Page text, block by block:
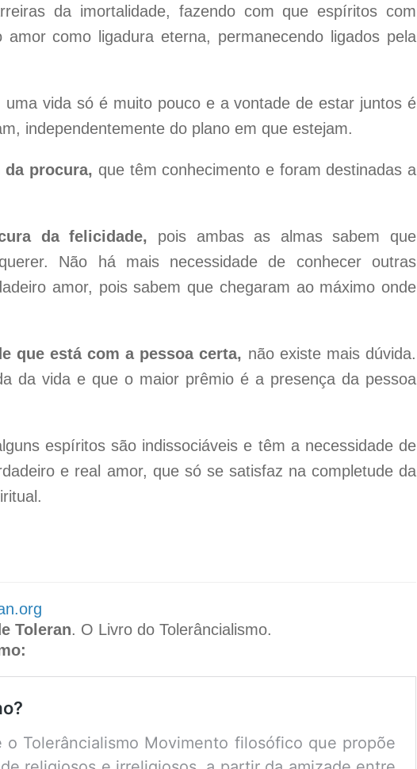
da imortalidade, fazendo com que espíritos com
amor como ligadura eterna, permanecendo ligados pela
uma vida só é muito pouco e a vontade de estar juntos é
independentemente do plano em que estejam.
da procura, que têm conhecimento e foram destinadas a
da felicidade, pois ambas as almas sabem que
Não há mais necessidade de conhecer outras
amor, pois sabem que chegaram ao máximo onde
que está com a pessoa certa, não existe mais dúvida.
da vida e que o maior prêmio é a presença da pessoa
espíritos são indissociáveis e têm a necessidade de
e real amor, que só se satisfaz na completude da
Toleran. O Livro do Tolerâncialismo.
o Tolerâncialismo Movimento filosófico que propõe